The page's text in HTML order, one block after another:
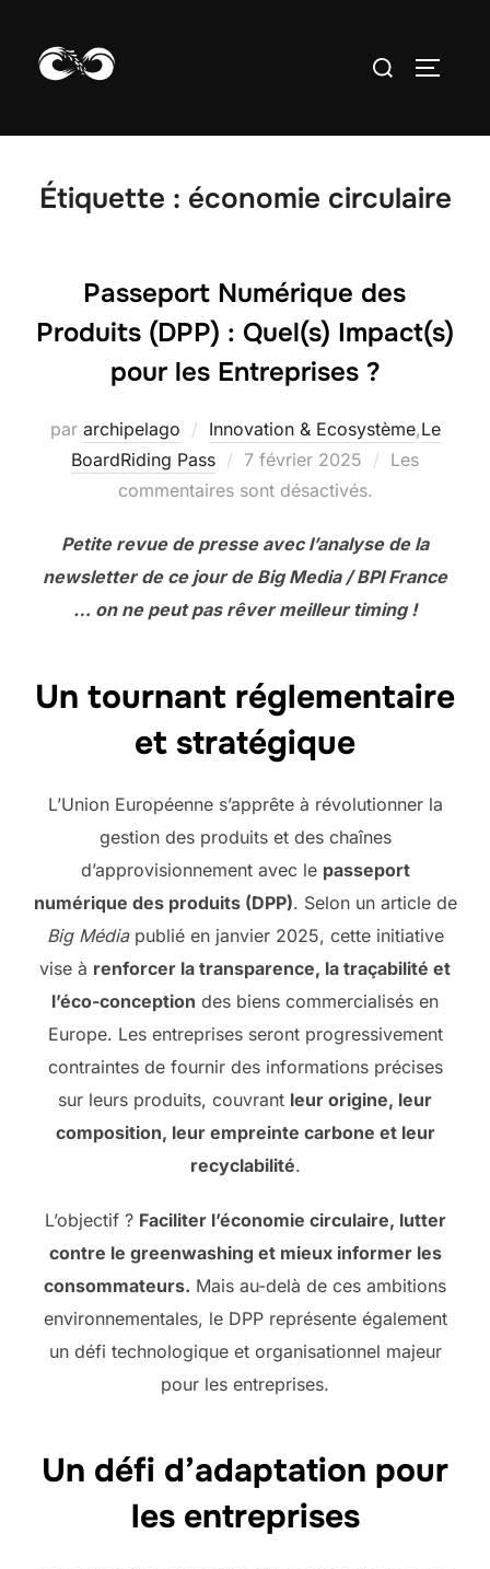
contenu
Rechercher :
Étiquette : économie circulaire
Passeport Numérique des
Produits (DPP) : Quel(s) Impact(s)
pour les Entreprises ?
par archipelago Innovation & Ecosystème,Le
BoardRiding Pass
Publié
le
7 février 2025
Les
commentaires sont désactivés.
Petite revue de presse avec l’analyse de la
newsletter de ce jour de Big Media / BPI France
… on ne peut pas rêver meilleur timing !
Un tournant réglementaire
et stratégique
L’Union Européenne s’apprête à révolutionner la
gestion des produits et des chaînes
d’approvisionnement avec le passeport
numérique des produits (DPP). Selon un article de
Big Médiapublié en janvier 2025, cette initiative
vise à renforcer la transparence, la traçabilité et
l’éco-conception des biens commercialisés en
Europe. Les entreprises seront progressivement
contraintes de fournir des informations précises
sur leurs produits, couvrant leur origine, leur
composition, leur empreinte carbone et leur
recyclabilité.
L’objectif ? Faciliter l’économie circulaire, lutter
contre le greenwashing et mieux informer les
consommateurs. Mais au-delà de ces ambitions
environnementales, le DPP représente également
un défi technologique et organisationnel majeur
pour les entreprises.
Un défi d’adaptation pour
les entreprises